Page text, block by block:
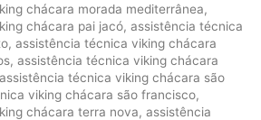
chácara morada mediterrânea,
chácara pai jacó, assistência técnica
, assistência técnica viking chácara
, assistência técnica viking chácara
assistência técnica viking chácara são
viking chácara são francisco,
chácara terra nova, assistência